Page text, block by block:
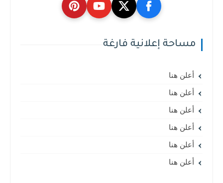
مساحة إعلانية فارغة
أعلن هنا
أعلن هنا
أعلن هنا
أعلن هنا
أعلن هنا
أعلن هنا